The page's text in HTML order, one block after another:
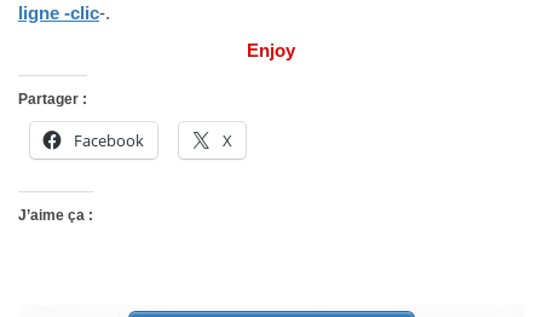
ligne -clic-.
Enjoy
Partager :
Facebook X
J’aime ça :